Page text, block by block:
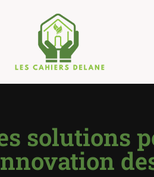
solutions